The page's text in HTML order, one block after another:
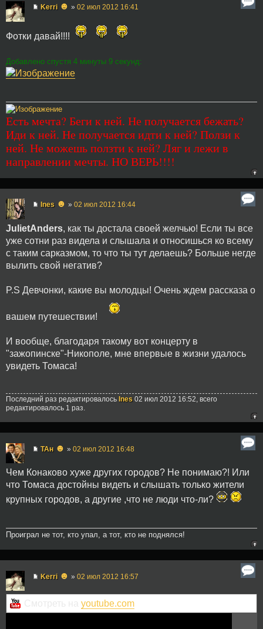
Kerri ☻ » 02 июл 2012 16:41
Фотки давай!!!!
Добавлено спустя 4 минуты 9 секунд:
Есть мечта? Беги к ней. Не получается бежать?
Иди к ней. Не получается идти к ней? Ползи к
ней. Не можешь ползти к ней? Ляг и лежи в
направлении мечты. НО ВЕРЬ!!!!
Ines ☻ » 02 июл 2012 16:44
JulietAnders, как ты достала своей желчью! Если ты все
уже сотни раз видела и слышала и относишься ко всему
с таким сарказмом, то что ты тут делаешь? Больше негде
вылить свой негатив?
P.S Девчонки, какие вы молодцы! Очень ждем рассказа о
вашем путешествии!
И вообще, благодаря такому вот концерту в
"зажопинске"-Никополе, мне впервые в жизни удалось
увидеть Томаса!
Последний раз редактировалось Ines 02 июл 2012 16:52, всего
редактировалось 1 раз.
ТАн ☻ » 02 июл 2012 16:48
Чем Конаково хуже других городов? Не понимаю?! Или
что Томаса достойны видеть и слышать только жители
крупных городов, а другие ,что не люди что-ли?
Проиграл не тот, кто упал, а тот, кто не поднялся!
Kerri ☻ » 02 июл 2012 16:57
youtube.com